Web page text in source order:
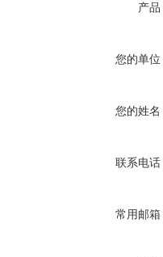
产品
您的单位
您的姓名
联系电话
常用邮箱